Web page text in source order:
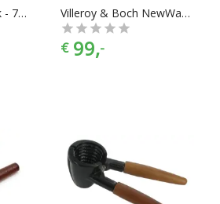
Wusthof Messenblok - 7249 Villeroy & Boch NewWave bestek Texas steakmes, 6-dlg
€ 99,-